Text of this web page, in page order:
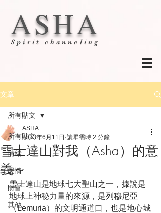
Spirit channeling
ASHA
文章
所有貼文
情緒
愛情
財富
其他
所有貼文
雪士達山對我（Asha）的意
義～
ASHA
2023年6月11日 讀畢需時 2 分鐘
雪士達山是地球七大聖山之一，據說是
地球上神秘力量的來源，是列穆尼亞
（Lemuria）的文明通道口，也是地心城